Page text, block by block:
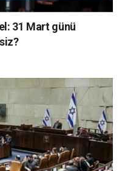
31 Mart günü